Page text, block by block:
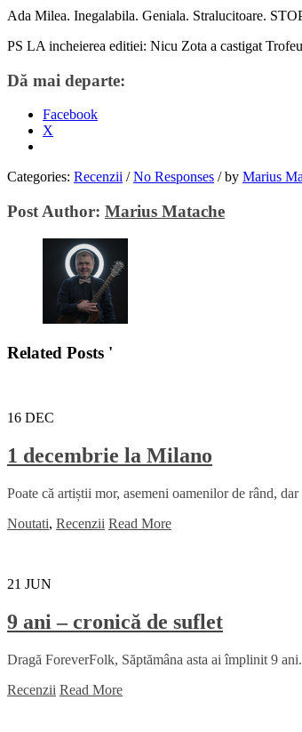
Ada Milea. Inegalabila. Geniala. Stralucitoare.
PS LA incheierea editiei: Nicu Zota a castigat
Dă mai departe:
Facebook
X
Categories: Recenzii / No Responses /by Marius
Post Author: Marius Matache
Related Posts '
16 DEC
1 decembrie la Milano
Poate că artiștii mor, asemeni oamenilor de rând,
Noutati, Recenzii Read More
21 JUN
9 ani – cronică de suflet
Dragă ForeverFolk, Săptămâna asta ai împlinit 9
Recenzii Read More